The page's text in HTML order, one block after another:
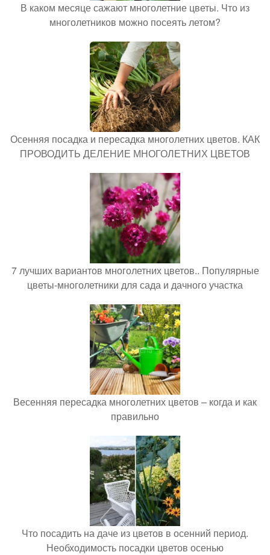
В каком месяце сажают многолетние цветы. Что из
многолетников можно посеять летом?
Осенняя посадка и пересадка многолетних цветов. КАК
ПРОВОДИТЬ ДЕЛЕНИЕ МНОГОЛЕТНИХ ЦВЕТОВ
7 лучших вариантов многолетних цветов.. Популярные
цветы-многолетники для сада и дачного участка
Весенняя пересадка многолетних цветов – когда и как
правильно
Что посадить на даче из цветов в осенний период.
Необходимость посадки цветов осенью